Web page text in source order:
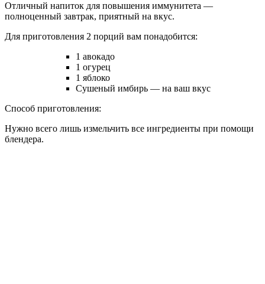
Отличный напиток для повышения иммунитета —
полноценный завтрак, приятный на вкус.
Для приготовления 2 порций вам понадобится:
1 авокадо
1 огурец
1 яблоко
Сушеный имбирь — на ваш вкус
Способ приготовления:
Нужно всего лишь измельчить все ингредиенты при помощи
блендера.